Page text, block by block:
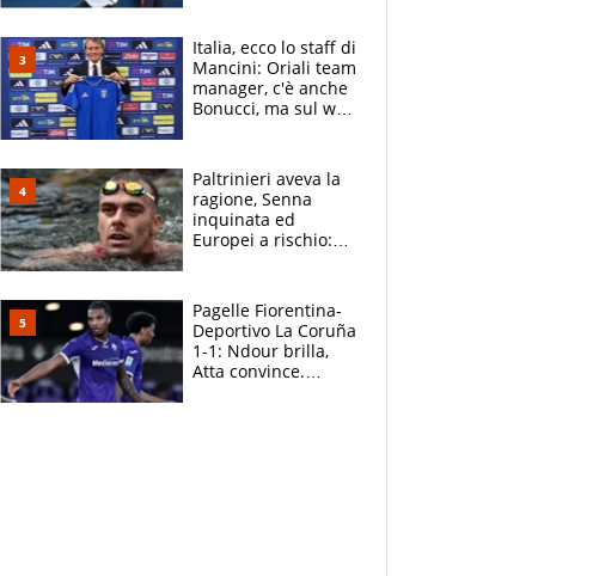
felice del mio livello"
Italia, ecco lo staff di
Mancini: Oriali team
manager, c'è anche
Bonucci, ma sul web
Paltrinieri aveva la
ragione, Senna
inquinata ed
Europei a rischio:
adesso
Pagelle Fiorentina-
Deportivo La Coruña
1-1: Ndour brilla,
Atta convince.